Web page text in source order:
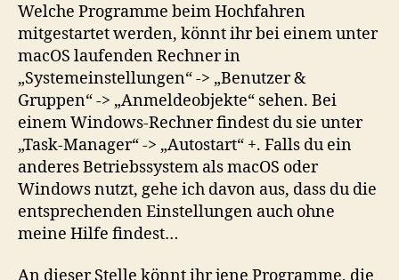
Welche Programme beim Hochfahren
mitgestartet werden, könnt ihr bei einem unter
macOS laufenden Rechner in
„Systemeinstellungen“ -> „Benutzer &
Gruppen“ -> „Anmeldeobjekte“ sehen. Bei
einem Windows-Rechner findest du sie unter
„Task-Manager“ -> „Autostart“ +. Falls du ein
anderes Betriebssystem als macOS oder
Windows nutzt, gehe ich davon aus, dass du die
entsprechenden Einstellungen auch ohne
meine Hilfe findest…